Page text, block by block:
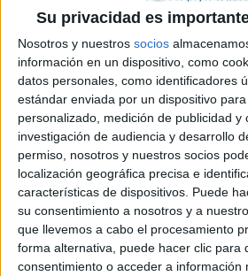
Su privacidad es
Nosotros y nuestros socios
información en un dispositivo, como
datos personales, como identificadores
estándar enviada por un dispositivo
personalizado, medición de publicidad y
investigación de audiencia y desarrollo
permiso, nosotros y nuestros socios
localización geográfica precisa e
características de dispositivos. Puede
su consentimiento a nosotros y a
que llevemos a cabo el procesamiento
forma alternativa, puede hacer clic para
consentimiento o acceder a información
first anterior ... 4
Quiénes somos |Contactar
Aviso legal |Politica de privacidad|
de cookies
© 2003-2026Compás Mediterráneo S.L.-
Madrid [ESPAÑA] - Tel. +34